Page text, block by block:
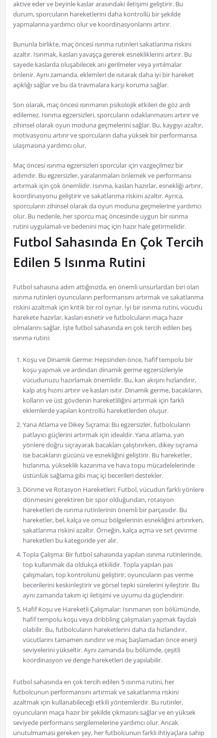
aktive eder ve beyinle kaslar arasındaki iletişimi geliştirir. Bu
durum, sporcuların hareketlerini daha kontrollü bir şekilde
yapmalarına yardımcı olur ve koordinasyonlarını artırır.
Bununla birlikte, maç öncesi ısınma rutinleri sakatlanma riskini
azaltır. Isınmak, kasları yavaşça gererek esnekliklerini artırır. Bu
sayede kaslarda oluşabilecek ani gerilmeler veya yırtılmalar
önlenir. Aynı zamanda, eklemleri de ısıtarak daha iyi bir hareket
açıklığı sağlar ve bu da travmalara karşı koruma sağlar.
Son olarak, maç öncesi ısınmanın psikolojik etkileri de göz ardı
edilemez. Isınma egzersizleri, sporcuların odaklanmasını artırır ve
zihinsel olarak oyun moduna geçmelerini sağlar. Bu, kaygıyı azaltır,
motivasyonu artırır ve sporcuların daha yüksek bir performansa
ulaşmasına yardımcı olur.
Maç öncesi ısınma egzersizleri sporcular için vazgeçilmez bir
adımdır. Bu egzersizler, yaralanmaları önlemek ve performansı
artırmak için çok önemlidir. Isınma, kasları hazırlar, esnekliği artırır,
koordinasyonu geliştirir ve sakatlanma riskini azaltır. Ayrıca,
sporcuların zihinsel olarak da oyun moduna geçmelerine yardımcı
olur. Bu nedenle, her sporcu maç öncesinde uygun bir ısınma
rutini uygulamalı ve bedenini maç için hazır hale getirmelidir.
Futbol Sahasında En Çok Tercih
Edilen 5 Isınma Rutini
Futbol sahasına adım attığınızda, en önemli unsurlardan biri olan
ısınma rutinleri oyuncuların performansını artırmak ve sakatlanma
riskini azaltmak için kritik bir rol oynar. İyi bir ısınma rutini, vücudu
harekete hazırlar, kasları esnetir ve futbolcuların maça hazır
olmalarını sağlar. İşte futbol sahasında en çok tercih edilen beş
ısınma rutini:
Koşu ve Dinamik Germe: Hepsinden önce, hafif tempolu bir
koşu yapmak ve ardından dinamik germe egzersizleriyle
vücudunuzu hazırlamak önemlidir. Bu, kan akışını hızlandırır,
kalp atış hızını artırır ve kasları ısıtır. Dinamik germe, bacakların,
kolların ve üst gövdenin hareketliliğini artırmak için farklı
eklemlerde yapılan kontrollü hareketlerden oluşur.
Yana Atlama ve Dikey Sıçrama: Bu egzersizler, futbolcuların
patlayıcı güçlerini artırmak için idealdir. Yana atlama, yan
yönlere doğru sıçrayarak bacakları çalıştırırken, dikey sıçrama
ise bacakların gücünü ve esnekliğini geliştirir. Bu hareketler,
hızlanma, yükseklik kazanma ve hava topu mücadelelerinde
üstünlük sağlama gibi maç içi becerileri destekler.
Dönme ve Rotasyon Hareketleri: Futbol, vücudun farklı yönlere
dönmesini gerektiren bir spor olduğundan, rotasyon
hareketleri de ısınma rutinlerinin önemli bir parçasıdır. Bu
hareketler, bel, kalça ve omuz bölgelerinin esnekliğini artırırken,
sakatlanma riskini azaltır. Örneğin, kalça açma ve sırt çevirme
hareketleri bu kategoride yer alır.
Topla Çalışma: Bir futbol sahasında yapılan ısınma rutinlerinde,
top kullanmak da oldukça etkilidir. Topla yapılan pas
çalışmaları, top kontrolünü geliştirir, oyuncuların pas verme
becerilerini keskinleştirir ve görsel tepki sürelerini iyileştirir. Bu
aynı zamanda takım içi iletişimi ve uyumu da güçlendirir.
Hafif Koşu ve Hareketli Çalışmalar: Isınmanın son bölümünde,
hafif tempolu koşu veya dribbling çalışmaları yapmak faydalı
olabilir. Bu, futbolcuların hareketlerini daha da hızlandırır,
vücutlarını tamamen ısındırır ve maç başlamadan önce enerji
seviyelerini yükseltir. Aynı zamanda bu bölümde, çeşitli
koordinasyon ve denge hareketleri de yapılabilir.
Futbol sahasında en çok tercih edilen 5 ısınma rutini, her
futbolcunun performansını artırmak ve sakatlanma riskini
azaltmak için kullanabileceği etkili yöntemlerdir. Bu rutinler,
oyuncuların maça hazır bir şekilde çıkmasını sağlar ve en yüksek
seviyede performans sergilemelerine yardımcı olur. Ancak
unutulmaması gereken şey, her futbolcunun farklı ihtiyaçlara sahip